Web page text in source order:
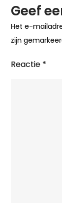
Geef
Het e-
zijn
Reactie *